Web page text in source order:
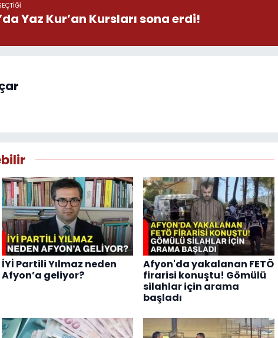
Yaz Kur’an Kursları sona erdi!
İYİ Partili Yılmaz neden
Afyon’a geliyor?
Afyon'da yakalanan FETÖ
firarisi konuştu! Gömülü
silahlar için arama
başladı